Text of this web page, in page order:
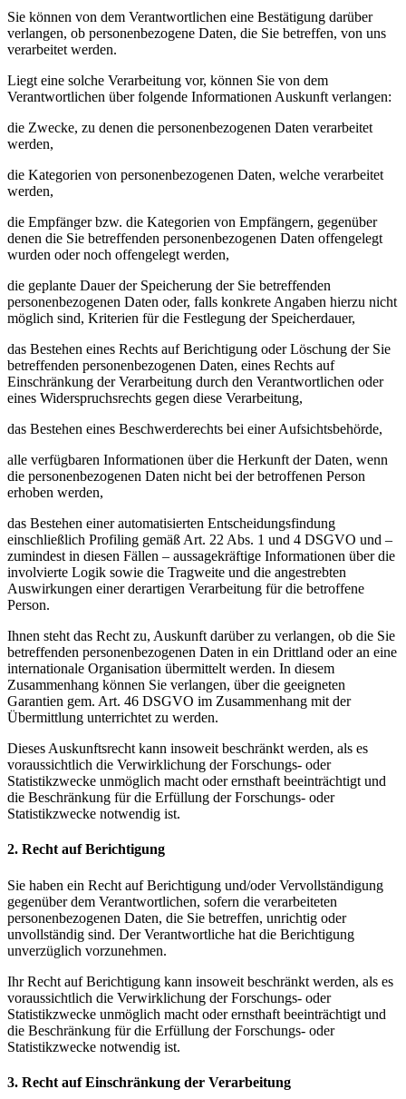
Sie können von dem Verantwortlichen eine Bestätigung darüber
verlangen, ob personenbezogene Daten, die Sie betreffen, von uns
verarbeitet werden.
Liegt eine solche Verarbeitung vor, können Sie von dem
Verantwortlichen über folgende Informationen Auskunft verlangen:
die Zwecke, zu denen die personenbezogenen Daten verarbeitet
werden,
die Kategorien von personenbezogenen Daten, welche verarbeitet
werden,
die Empfänger bzw. die Kategorien von Empfängern, gegenüber
denen die Sie betreffenden personenbezogenen Daten offengelegt
wurden oder noch offengelegt werden,
die geplante Dauer der Speicherung der Sie betreffenden
personenbezogenen Daten oder, falls konkrete Angaben hierzu nicht
möglich sind, Kriterien für die Festlegung der Speicherdauer,
das Bestehen eines Rechts auf Berichtigung oder Löschung der Sie
betreffenden personenbezogenen Daten, eines Rechts auf
Einschränkung der Verarbeitung durch den Verantwortlichen oder
eines Widerspruchsrechts gegen diese Verarbeitung,
das Bestehen eines Beschwerderechts bei einer Aufsichtsbehörde,
alle verfügbaren Informationen über die Herkunft der Daten, wenn
die personenbezogenen Daten nicht bei der betroffenen Person
erhoben werden,
das Bestehen einer automatisierten Entscheidungsfindung
einschließlich Profiling gemäß Art. 22 Abs. 1 und 4 DSGVO und –
zumindest in diesen Fällen – aussagekräftige Informationen über die
involvierte Logik sowie die Tragweite und die angestrebten
Auswirkungen einer derartigen Verarbeitung für die betroffene
Person.
Ihnen steht das Recht zu, Auskunft darüber zu verlangen, ob die Sie
betreffenden personenbezogenen Daten in ein Drittland oder an eine
internationale Organisation übermittelt werden. In diesem
Zusammenhang können Sie verlangen, über die geeigneten
Garantien gem. Art. 46 DSGVO im Zusammenhang mit der
Übermittlung unterrichtet zu werden.
Dieses Auskunftsrecht kann insoweit beschränkt werden, als es
voraussichtlich die Verwirklichung der Forschungs- oder
Statistikzwecke unmöglich macht oder ernsthaft beeinträchtigt und
die Beschränkung für die Erfüllung der Forschungs- oder
Statistikzwecke notwendig ist.
2. Recht auf Berichtigung
Sie haben ein Recht auf Berichtigung und/oder Vervollständigung
gegenüber dem Verantwortlichen, sofern die verarbeiteten
personenbezogenen Daten, die Sie betreffen, unrichtig oder
unvollständig sind. Der Verantwortliche hat die Berichtigung
unverzüglich vorzunehmen.
Ihr Recht auf Berichtigung kann insoweit beschränkt werden, als es
voraussichtlich die Verwirklichung der Forschungs- oder
Statistikzwecke unmöglich macht oder ernsthaft beeinträchtigt und
die Beschränkung für die Erfüllung der Forschungs- oder
Statistikzwecke notwendig ist.
3. Recht auf Einschränkung der Verarbeitung